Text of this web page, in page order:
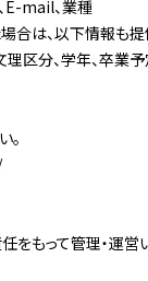
、E-mail、業種
は、以下情報も提
理区分、学年、卒業
。
もって管理・運営